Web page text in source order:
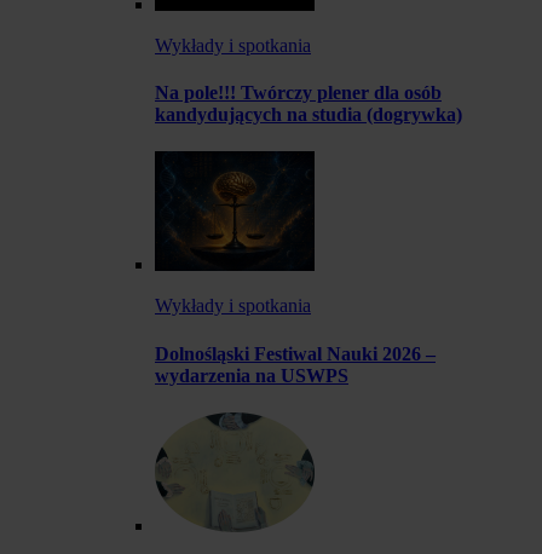
Wykłady i spotkania
Na pole!!! Twórczy plener dla osób
kandydujących na studia (dogrywka)
Wykłady i spotkania
Dolnośląski Festiwal Nauki 2026 –
wydarzenia na USWPS